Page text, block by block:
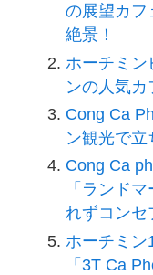
の展望カフ
絶景！
ホーチミン
ンの人気カ
Cong Ca
ン観光で
Cong Ca
「ランド
れずコンセ
ホーチミン
「3T Ca